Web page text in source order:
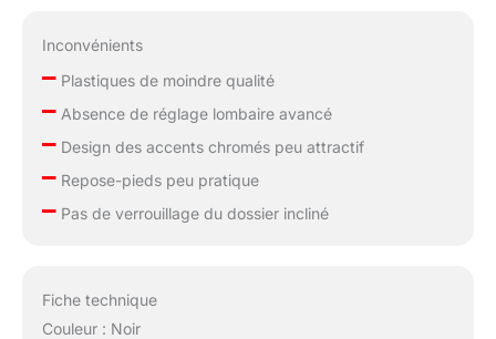
Inconvénients
–Plastiques de moindre qualité
–Absence de réglage lombaire avancé
–Design des accents chromés peu attractif
–Repose-pieds peu pratique
–Pas de verrouillage du dossier incliné
Fiche technique
Couleur : Noir